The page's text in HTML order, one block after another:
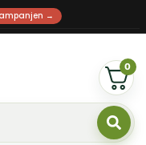
→
0